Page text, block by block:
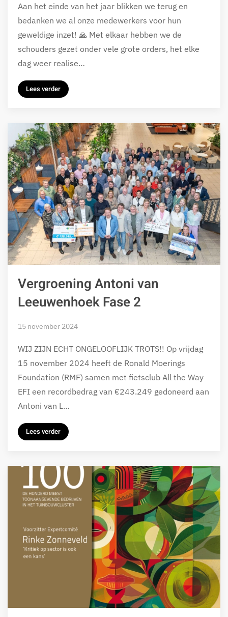
Aan het einde van het jaar blikken we terug en
bedanken we al onze medewerkers voor hun
geweldige inzet! 🙏 Met elkaar hebben we de
schouders gezet onder vele grote orders, het elke
dag weer realise…
Lees verder
Vergroening Antoni van
Leeuwenhoek Fase 2
15 november 2024
WIJ ZIJN ECHT ONGELOOFLIJK TROTS!! Op vrijdag
15 november 2024 heeft de Ronald Moerings
Foundation (RMF) samen met fietsclub All the Way
EFI een recordbedrag van €243.249 gedoneerd aan
Antoni van L…
Lees verder